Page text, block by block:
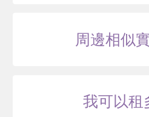
周邊相似
我可以租